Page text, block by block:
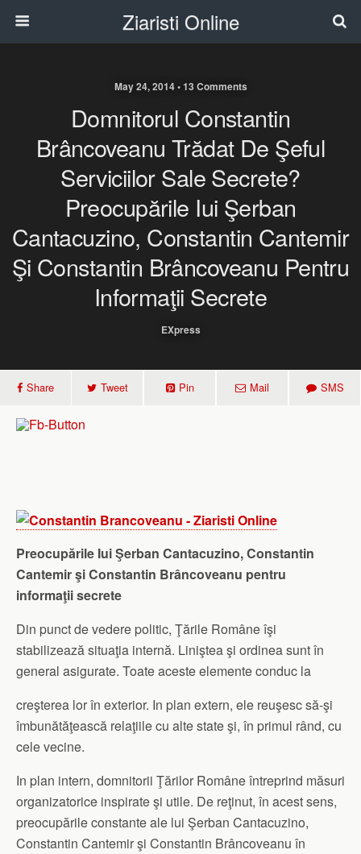
Ziaristi Online
May 24, 2014 • 13 Comments
Domnitorul Constantin
Brâncoveanu Trădat De Şeful
Serviciilor Sale Secrete?
Preocupările Iui Şerban
Cantacuzino, Constantin Cantemir
Şi Constantin Brâncoveanu Pentru
Informaţii Secrete
EXpress
Share Tweet Pin Mail SMS
Preocupările Iui Şerban Cantacuzino, Constantin
Cantemir şi Constantin Brâncoveanu pentru
informaţii secrete
Din punct de vedere politic, Ţările Române îşi
stabilizează situaţia internă. Liniştea şi ordinea sunt în
general asigurate. Toate aceste elemente conduc la
creşterea lor în exterior. In plan extern, ele reuşesc să-şi
îmbunătăţească relaţiile cu alte state şi, în primul rând, cu
cele vecine.
In plan intern, domnitorii Ţărilor Române întreprind măsuri
organizatorice inspirate şi utile. De reţinut, în acest sens,
preocupările constante ale lui Şerban Cantacuzino,
Constantin Cantemir şi Constantin Brâncoveanu în